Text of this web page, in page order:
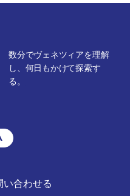
数分でヴェネツィアを理解
し、何日もかけて探索す
る。
合わせる